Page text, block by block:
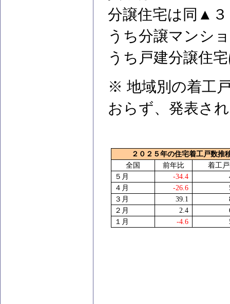
分譲住宅は同▲３
うち分譲マンシ
うち戸建分譲住
※ 地域別の着工
おらず、発表さ
２０２５年の住宅着工戸数推
全国
前年比
着工
５月
-34.4
４月
-26.6
３月
39.1
２月
2.4
１月
-4.6